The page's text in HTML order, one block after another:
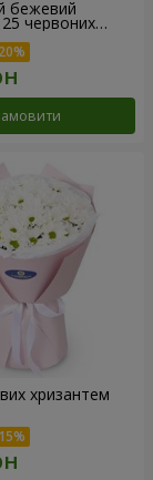
бежевий
червоних
хризантем